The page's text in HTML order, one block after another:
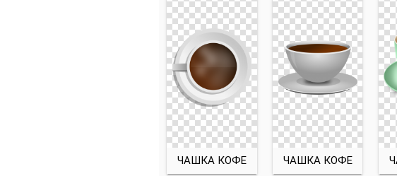
ЧАШКА КОФЕ ЧАШКА КОФЕ